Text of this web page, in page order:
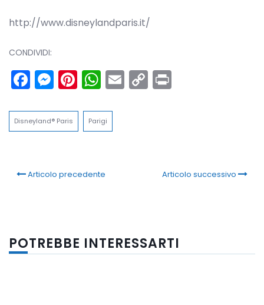
http://www.disneylandparis.it/
CONDIVIDI:
Facebook
Messenger
Pinterest
WhatsApp
Email
Copy
Disneyland® Paris Parigi
Articolo precedente Articolo successivo
POTREBBE INTERESSARTI